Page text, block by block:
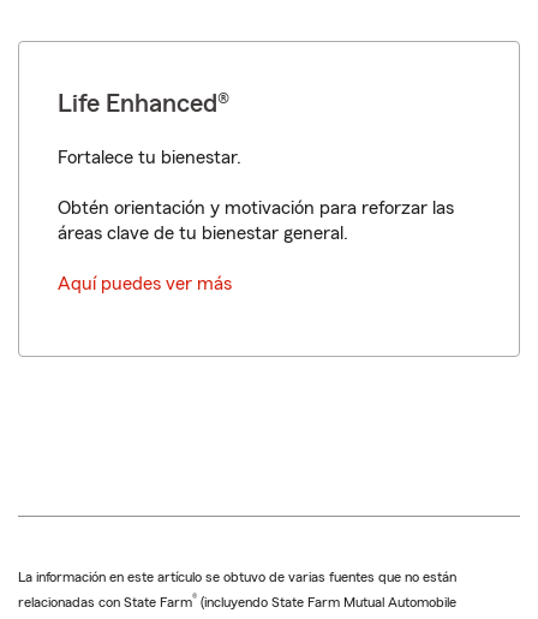
Life Enhanced®
Fortalece tu bienestar.
Obtén orientación y motivación para reforzar las
áreas clave de tu bienestar general.
Aquí puedes ver más
La información en este artículo se obtuvo de varias fuentes que no están
relacionadas con State Farm® (incluyendo State Farm Mutual Automobile